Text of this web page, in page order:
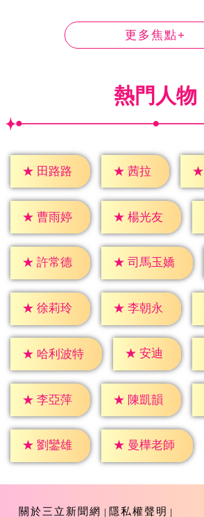
更多焦點+
熱門人物
★ 田路路 ★ 茜拉 ★
★ 曹雨婷 ★ 楊光友
★ 許常德 ★ 司馬玉嬌
★ 徐莉玲 ★ 李朝永
★ 哈利波特 ★ 安迪
★ 李亞萍 ★ 陳凱韻
★ 劉鑾雄 ★ 曼樺老師
關於三立新聞網 隱私權聲明